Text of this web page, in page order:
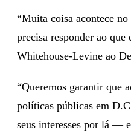
“Muita coisa acontece
precisa responder ao que
Whitehouse-Levine ao
“Queremos garantir que
políticas públicas em
seus interesses por lá —